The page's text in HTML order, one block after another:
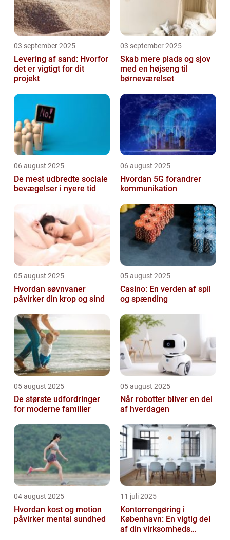
03 september 2025
Levering af sand: Hvorfor
det er vigtigt for dit
projekt
03 september 2025
Skab mere plads og sjov
med en højseng til
børneværelset
06 august 2025
De mest udbredte sociale
bevægelser i nyere tid
06 august 2025
Hvordan 5G forandrer
kommunikation
05 august 2025
Hvordan søvnvaner
påvirker din krop og sind
05 august 2025
Casino: En verden af spil
og spænding
05 august 2025
De største udfordringer
for moderne familier
05 august 2025
Når robotter bliver en del
af hverdagen
04 august 2025
Hvordan kost og motion
påvirker mental sundhed
11 juli 2025
Kontorrengøring i
København: En vigtig del
af din virksomheds